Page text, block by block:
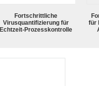
Fortschrittliche
Virusquantifizierung für
Echtzeit-Prozesskontrolle
für